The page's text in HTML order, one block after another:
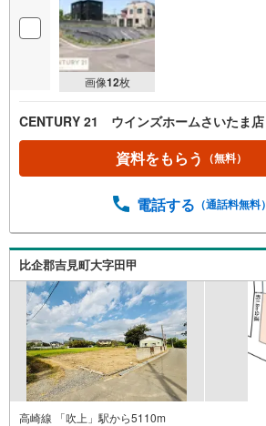
画像12枚
CENTURY 21 ウインズホームさいたま店
資料をもらう （無料）
電話する （通話料無料）
比企郡吉見町大字田甲
高崎線 「吹上」駅から5110m